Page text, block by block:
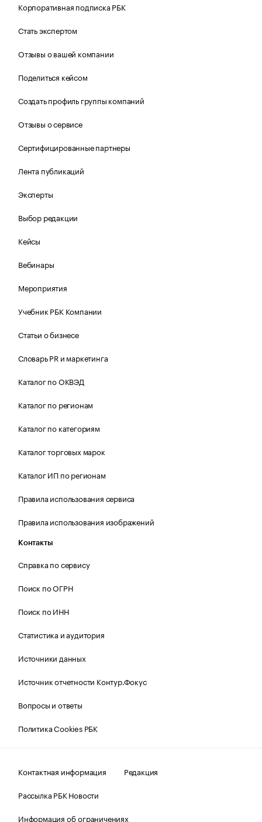
Корпоративная подписка РБК
Стать экспертом
Отзывы о вашей компании
Поделиться кейсом
Создать профиль группы компаний
Отзывы о сервисе
Сертифицированные партнеры
Лента публикаций
Эксперты
Выбор редакции
Кейсы
Вебинары
Мероприятия
Учебник РБК Компании
Статьи о бизнесе
Словарь PR и маркетинга
Каталог по ОКВЭД
Каталог по регионам
Каталог по категориям
Каталог торговых марок
Каталог ИП по регионам
Правила использования сервиса
Правила использования изображений
Контакты
Справка по сервису
Поиск по ОГРН
Поиск по ИНН
Статистика и аудитория
Источники данных
Источник отчетности Контур.Фокус
Вопросы и ответы
Политика Cookies РБК
Контактная информация
Редакция
Рассылка РБК Новости
Информация об ограничениях